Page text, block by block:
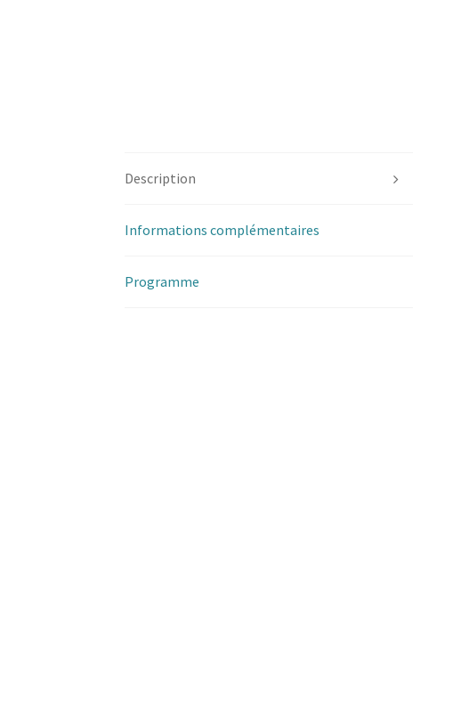
Description
Informations complémentaires
Programme